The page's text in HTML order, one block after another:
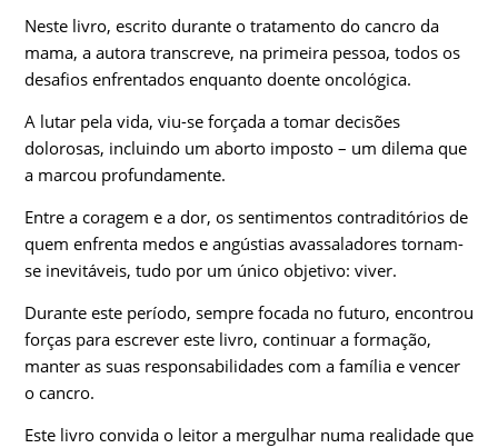
Neste livro, escrito durante o tratamento do cancro da
mama, a autora transcreve, na primeira pessoa, todos os
desafios enfrentados enquanto doente oncológica.
A lutar pela vida, viu-se forçada a tomar decisões
dolorosas, incluindo um aborto imposto – um dilema que
a marcou profundamente.
Entre a coragem e a dor, os sentimentos contraditórios de
quem enfrenta medos e angústias avassaladores tornam-
se inevitáveis, tudo por um único objetivo: viver.
Durante este período, sempre focada no futuro, encontrou
forças para escrever este livro, continuar a formação,
manter as suas responsabilidades com a família e vencer
o cancro.
Este livro convida o leitor a mergulhar numa realidade que